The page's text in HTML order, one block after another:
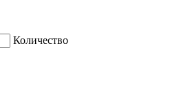
Количество